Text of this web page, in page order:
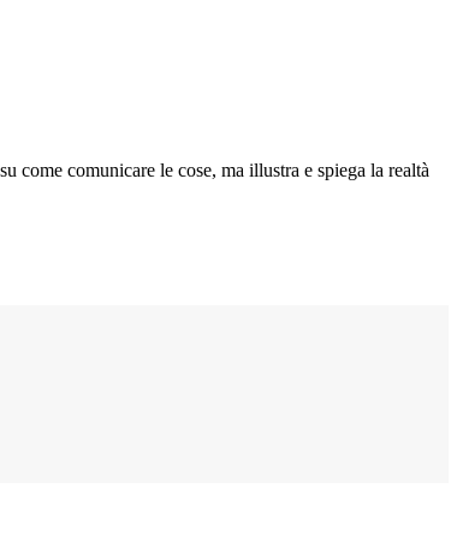
come comunicare le cose, ma illustra e spiega la realtà